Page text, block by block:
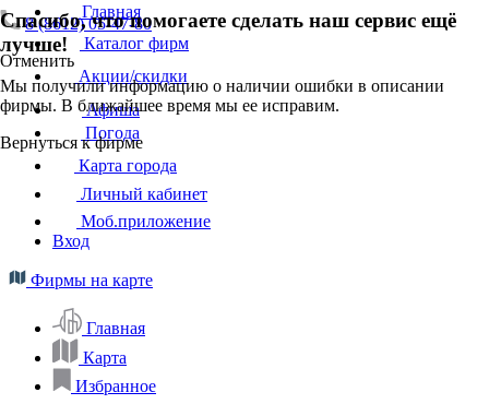
8 (8612) 05-47-80
Отменить
Спасибо, что помогаете сделать наш сервис ещё
лучше!
Мы получили информацию о наличии ошибки в описании
фирмы. В ближайшее время мы ее исправим.
Вернуться к фирме
Главная
Каталог фирм
Акции/скидки
Афиша
Погода
Карта города
Личный кабинет
Моб.приложение
Вход
Фирмы на карте
Главная
Карта
Избранное